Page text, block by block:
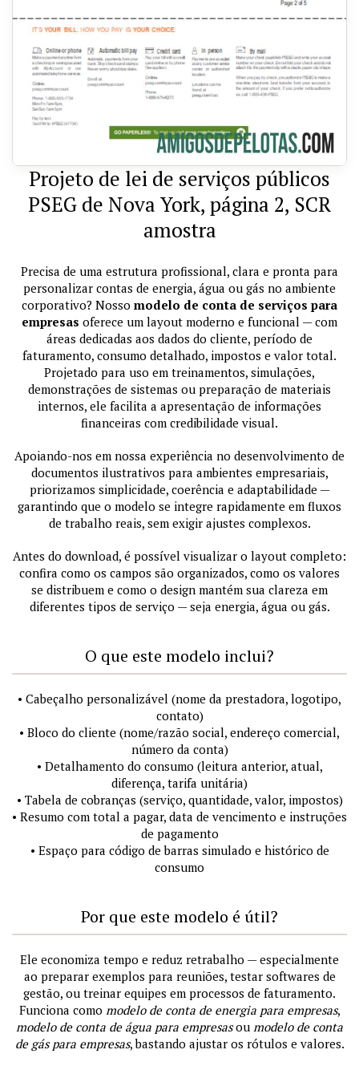
Projeto de lei de serviços públicos
PSEG de Nova York, página 2, SCR
amostra
Precisa de uma estrutura profissional, clara e pronta para
personalizar contas de energia, água ou gás no ambiente
corporativo? Nosso modelo de conta de serviços para
empresas oferece um layout moderno e funcional — com
áreas dedicadas aos dados do cliente, período de
faturamento, consumo detalhado, impostos e valor total.
Projetado para uso em treinamentos, simulações,
demonstrações de sistemas ou preparação de materiais
internos, ele facilita a apresentação de informações
financeiras com credibilidade visual.
Apoiando-nos em nossa experiência no desenvolvimento de
documentos ilustrativos para ambientes empresariais,
priorizamos simplicidade, coerência e adaptabilidade —
garantindo que o modelo se integre rapidamente em fluxos
de trabalho reais, sem exigir ajustes complexos.
Antes do download, é possível visualizar o layout completo:
confira como os campos são organizados, como os valores
se distribuem e como o design mantém sua clareza em
diferentes tipos de serviço — seja energia, água ou gás.
O que este modelo inclui?
• Cabeçalho personalizável (nome da prestadora, logotipo,
contato)
• Bloco do cliente (nome/razão social, endereço comercial,
número da conta)
• Detalhamento do consumo (leitura anterior, atual,
diferença, tarifa unitária)
• Tabela de cobranças (serviço, quantidade, valor, impostos)
• Resumo com total a pagar, data de vencimento e instruções
de pagamento
• Espaço para código de barras simulado e histórico de
consumo
Por que este modelo é útil?
Ele economiza tempo e reduz retrabalho — especialmente
ao preparar exemplos para reuniões, testar softwares de
gestão, ou treinar equipes em processos de faturamento.
Funciona como modelo de conta de energia para empresas,
modelo de conta de água para empresasou modelo de conta
de gás para empresas, bastando ajustar os rótulos e valores.